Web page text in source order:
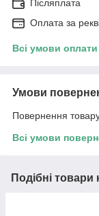
Післяплата
Оплата за
Всі умови оплати
Умови
Повернення
Всі умови
Подібні товари